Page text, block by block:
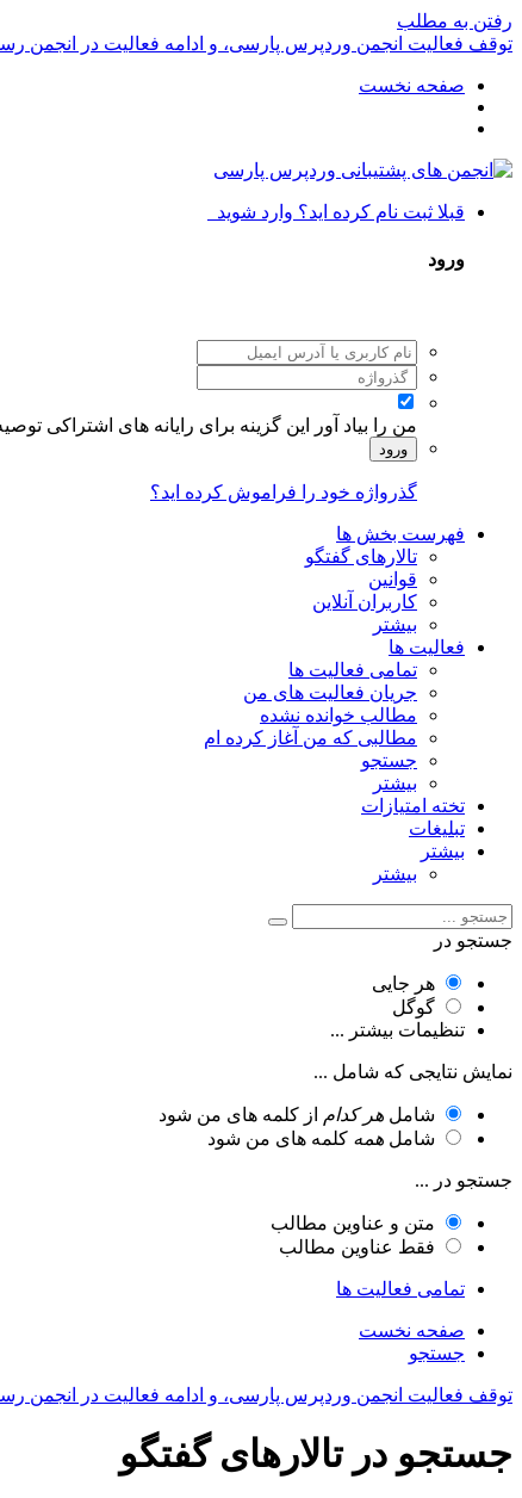
رفتن به مطلب
توقف فعالیت انجمن وردپرس پارسی، و ادامه فعالیت در انجمن
صفحه نخست
قبلا ثبت نام کرده اید؟ وارد شوید
ورود
من را بیاد آور این گزینه برای رایانه های اشتراکی
ورود
گذرواژه خود را فراموش کرده اید؟
فهرست بخش ها
تالارهای گفتگو
قوانین
کاربران آنلاین
بیشتر
فعالیت ها
تمامی فعالیت ها
جریان فعالیت های من
مطالب خوانده نشده
مطالبی که من آغاز کرده ام
جستجو
بیشتر
تخته امتیازات
تبلیغات
بیشتر
بیشتر
جستجو در
هر جایی
گوگل
تنظیمات بیشتر ...
نمایش نتایجی که شامل ...
شامل هر کدام از کلمه های من شود
شامل همه کلمه های من شود
جستجو در ...
متن و عناوین مطالب
فقط عناوین مطالب
تمامی فعالیت ها
صفحه نخست
جستجو
توقف فعالیت انجمن وردپرس پارسی، و ادامه فعالیت در انجمن
جستجو در تالارهای گفتگو